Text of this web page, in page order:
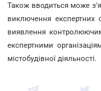
Також вводиться може
виключення експертних
виявлення
експертними
містобудівної діяльності.